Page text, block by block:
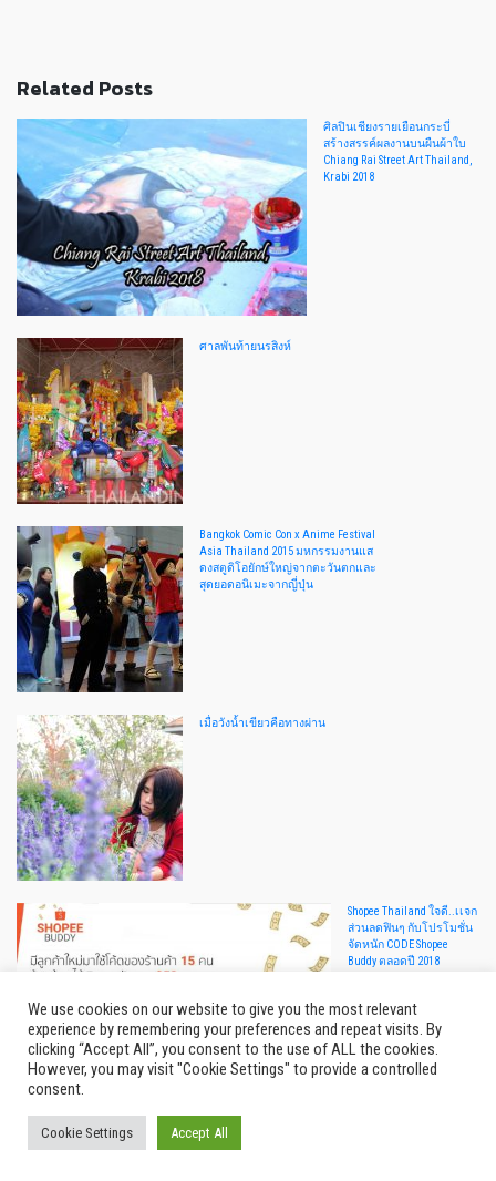
Related Posts
ศิลปินเชียงรายเยือนกระบี่
สร้างสรรค์ผลงานบนผืนผ้าใบ
Chiang Rai Street Art Thailand,
Krabi 2018
ศาลพันท้ายนรสิงห์
Bangkok Comic Con x Anime Festival
Asia Thailand 2015 มหกรรมงานแส
ดงสตูดิโอยักษ์ใหญ่จากตะวันตกและ
สุดยอดอนิเมะจากญี่ปุ่น
เมื่อวังน้ำเขียวคือทางผ่าน
Shopee Thailand ใจดี..เเจก
ส่วนลดฟินๆ กับโปรโมชั่น
จัดหนัก CODE Shopee
Buddy ตลอดปี 2018
We use cookies on our website to give you the most relevant
experience by remembering your preferences and repeat visits. By
clicking “Accept All”, you consent to the use of ALL the cookies.
However, you may visit "Cookie Settings" to provide a controlled
consent.
Cookie Settings Accept All